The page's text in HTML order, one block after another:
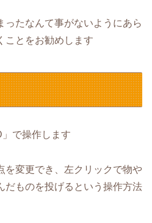
ったなんて事がないようにあら
ことをお勧めします
で操作します
を変更でき、左クリックで物や
だものを投げるという操作方法